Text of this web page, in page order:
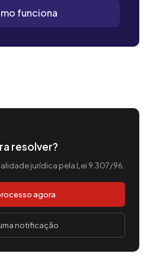
funciona
resolver?
jurídica pela Lei 9.307/96.
agora
notificação